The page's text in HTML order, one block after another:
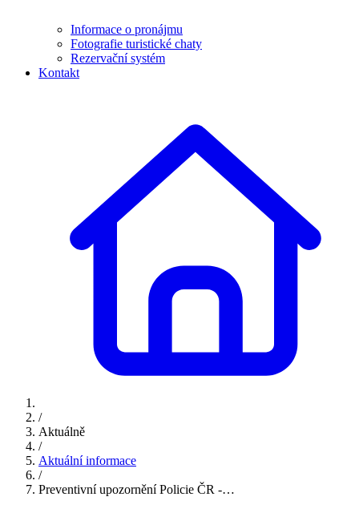
Informace o pronájmu
Fotografie turistické chaty
Rezervační systém
Kontakt
/
Aktuálně
/
Aktuální informace
/
Preventivní upozornění Policie ČR -…